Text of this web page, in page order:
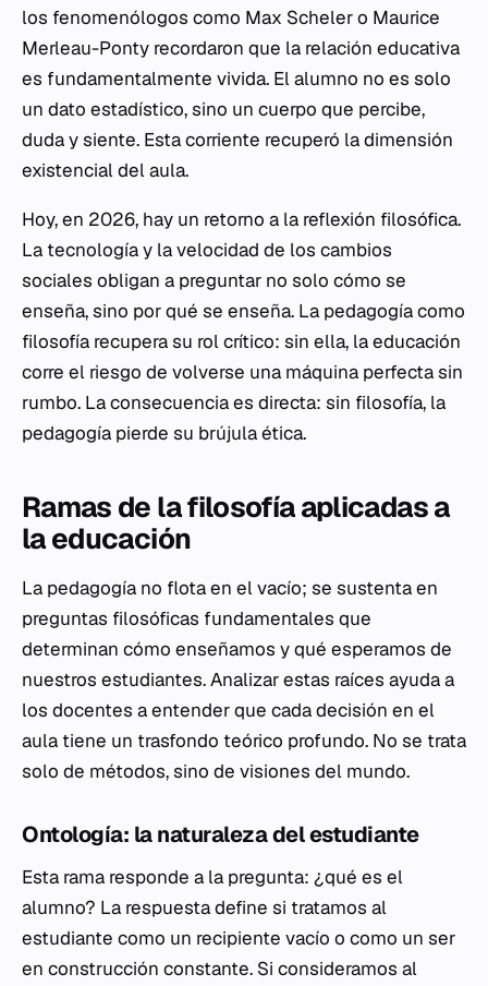
los fenomenólogos como Max Scheler o Maurice
Merleau-Ponty recordaron que la relación educativa
es fundamentalmente vivida. El alumno no es solo
un dato estadístico, sino un cuerpo que percibe,
duda y siente. Esta corriente recuperó la dimensión
existencial del aula.
Hoy, en 2026, hay un retorno a la reflexión filosófica.
La tecnología y la velocidad de los cambios
sociales obligan a preguntar no solo cómo se
enseña, sino por qué se enseña. La pedagogía como
filosofía recupera su rol crítico: sin ella, la educación
corre el riesgo de volverse una máquina perfecta sin
rumbo. La consecuencia es directa: sin filosofía, la
pedagogía pierde su brújula ética.
Ramas de la filosofía aplicadas a
la educación
La pedagogía no flota en el vacío; se sustenta en
preguntas filosóficas fundamentales que
determinan cómo enseñamos y qué esperamos de
nuestros estudiantes. Analizar estas raíces ayuda a
los docentes a entender que cada decisión en el
aula tiene un trasfondo teórico profundo. No se trata
solo de métodos, sino de visiones del mundo.
Ontología: la naturaleza del estudiante
Esta rama responde a la pregunta: ¿qué es el
alumno? La respuesta define si tratamos al
estudiante como un recipiente vacío o como un ser
en construcción constante. Si consideramos al